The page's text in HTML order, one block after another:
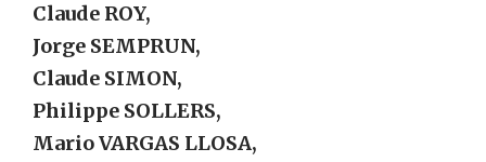
Claude ROY,
Jorge SEMPRUN,
Claude SIMON,
Philippe SOLLERS,
Mario VARGAS LLOSA,